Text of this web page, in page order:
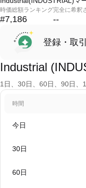
時価総額ランキング
#7,186
完全に希釈
--
登録・取
Industrial
1日、30日、60日、90日、
時間
今日
30日
60日